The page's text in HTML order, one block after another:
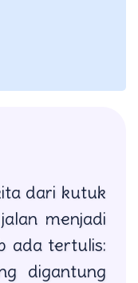
dari kutuk
menjadi
ada tertulis:
digantung